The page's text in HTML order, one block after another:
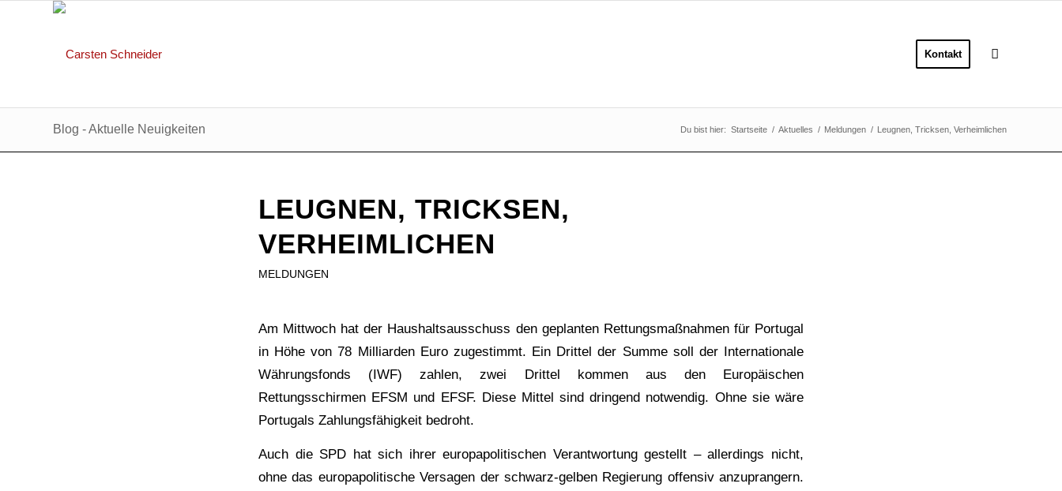
Kontakt
Blog - Aktuelle Neuigkeiten Du bist hier: Startseite / Aktuelles / Meldungen / Leugnen, Tricksen, Verheimlichen
LEUGNEN, TRICKSEN,
VERHEIMLICHEN
MELDUNGEN
Am Mittwoch hat der Haushaltsausschuss den geplanten Rettungsmaßnahmen für Portugal
in Höhe von 78 Milliarden Euro zugestimmt. Ein Drittel der Summe soll der Internationale
Währungsfonds (IWF) zahlen, zwei Drittel kommen aus den Europäischen
Rettungsschirmen EFSM und EFSF. Diese Mittel sind dringend notwendig. Ohne sie wäre
Portugals Zahlungsfähigkeit bedroht.
Auch die SPD hat sich ihrer europapolitischen Verantwortung gestellt – allerdings nicht,
ohne das europapolitische Versagen der schwarz-gelben Regierung offensiv anzuprangern.